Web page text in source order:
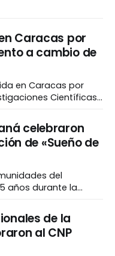
Caracas por
a cambio de
en Caracas por
Científicas,
modificar la
de 250 dólares.
Arillule Del Carmen
celebraron
de «Sueño de
del
años durante la
una velada
San Antonio de la
de la
al CNP